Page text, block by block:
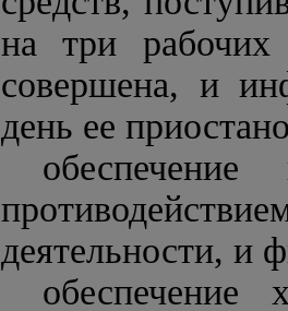
на три
совершена, и
день ее
деятельности, и